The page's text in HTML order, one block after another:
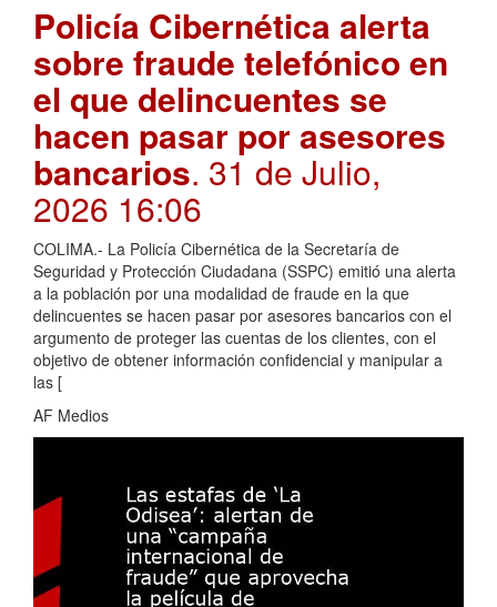
Policía Cibernética alerta
sobre fraude telefónico en
el que delincuentes se
hacen pasar por asesores
bancarios. 31 de Julio,
2026 16:06
COLIMA.- La Policía Cibernética de la Secretaría de
Seguridad y Protección Ciudadana (SSPC) emitió una alerta
a la población por una modalidad de fraude en la que
delincuentes se hacen pasar por asesores bancarios con el
argumento de proteger las cuentas de los clientes, con el
objetivo de obtener información confidencial y manipular a
las [
AF Medios